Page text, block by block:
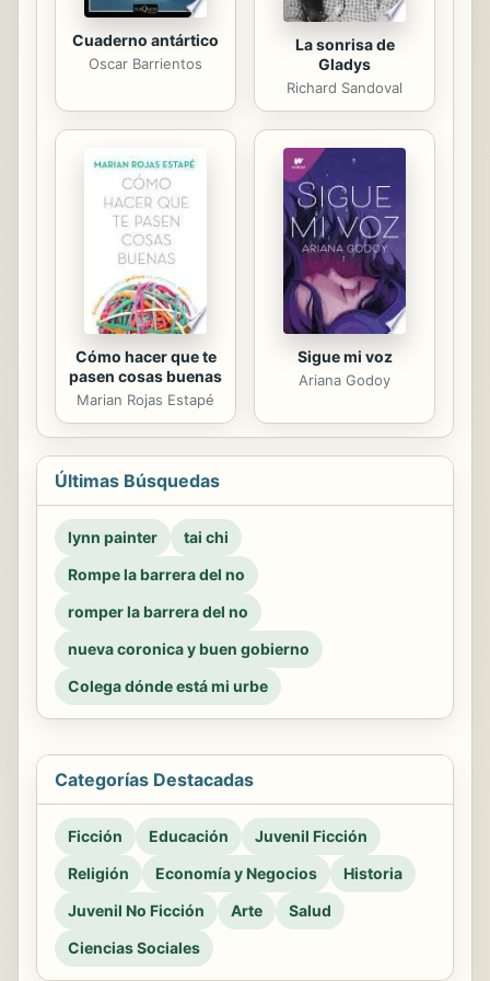
Cuaderno antártico
Oscar Barrientos
La sonrisa de
Gladys
Richard Sandoval
Cómo hacer que te
pasen cosas buenas
Marian Rojas Estapé
Sigue mi voz
Ariana Godoy
Últimas Búsquedas
lynn painter
tai chi
Rompe la barrera del no
romper la barrera del no
nueva coronica y buen gobierno
Colega dónde está mi urbe
Categorías Destacadas
Ficción Educación
Juvenil Ficción
Religión
Economía y Negocios
Historia
Juvenil No Ficción
Arte
Salud
Ciencias Sociales